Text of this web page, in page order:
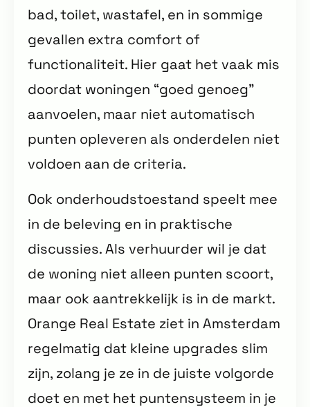
bad, toilet, wastafel, en in sommige
gevallen extra comfort of
functionaliteit. Hier gaat het vaak mis
doordat woningen “goed genoeg”
aanvoelen, maar niet automatisch
punten opleveren als onderdelen niet
voldoen aan de criteria.
Ook onderhoudstoestand speelt mee
in de beleving en in praktische
discussies. Als verhuurder wil je dat
de woning niet alleen punten scoort,
maar ook aantrekkelijk is in de markt.
Orange Real Estate ziet in Amsterdam
regelmatig dat kleine upgrades slim
zijn, zolang je ze in de juiste volgorde
doet en met het puntensysteem in je